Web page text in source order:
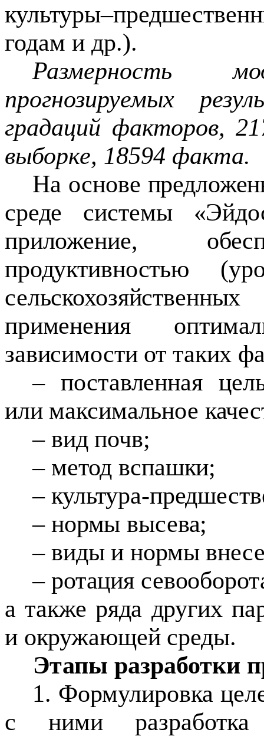
годам и др.).
Размерность
прогнозируемых
градаций факторов,
выборке, 18594 факта.
На основе
среде системы
приложение,
продуктивностью
применения
зависимости от таких
– поставленная
или максимальное
– вид почв;
– метод вспашки;
– культура-
– нормы высева;
– виды и нормы
– ротация
а также ряда других
и окружающей среды.
Этапы разработки
1. Формулировка
с ними разработка